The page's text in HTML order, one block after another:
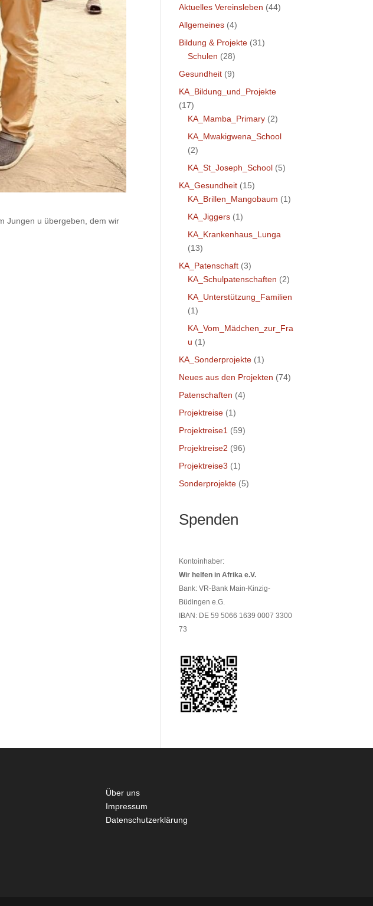
Jungen u übergeben, dem wir
Aktuelles Vereinsleben (44)
Allgemeines (4)
Bildung & Projekte (31)
Schulen (28)
Gesundheit (9)
KA_Bildung_und_Projekte
(17)
KA_Mamba_Primary (2)
KA_Mwakigwena_School
(2)
KA_St_Joseph_School (5)
KA_Gesundheit (15)
KA_Brillen_Mangobaum (1)
KA_Jiggers (1)
KA_Krankenhaus_Lunga
(13)
KA_Patenschaft (3)
KA_Schulpatenschaften (2)
KA_Unterstützung_Familien
(1)
KA_Vom_Mädchen_zur_Fra
u (1)
KA_Sonderprojekte (1)
Neues aus den Projekten (74)
Patenschaften (4)
Projektreise (1)
Projektreise1 (59)
Projektreise2 (96)
Projektreise3 (1)
Sonderprojekte (5)
Spenden
Kontoinhaber:
Wir helfen in Afrika e.V.
Bank: VR-Bank Main-Kinzig-
Büdingen e.G.
IBAN: DE 59 5066 1639 0007 3300
73
Über uns
Impressum
Datenschutzerklärung